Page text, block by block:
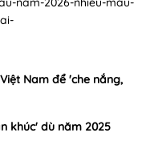
Nam để 'che nắng,
khúc' dù năm 2025